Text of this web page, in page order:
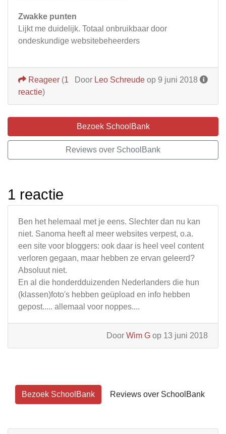
Zwakke punten
Lijkt me duidelijk. Totaal onbruikbaar door
ondeskundige websitebeheerders
Door Leo Schreude op 9 juni 2018
Reageer (1
reactie)
Bezoek SchoolBank
Reviews over SchoolBank
1 reactie
Ben het helemaal met je eens. Slechter dan nu kan
niet. Sanoma heeft al meer websites verpest, o.a.
een site voor bloggers: ook daar is heel veel content
verloren gegaan, maar hebben ze ervan geleerd?
Absoluut niet.
En al die honderdduizenden Nederlanders die hun
(klassen)foto's hebben geüpload en info hebben
gepost..... allemaal voor noppes....
Door Wim G op 13 juni 2018
Bezoek SchoolBank Reviews over SchoolBank